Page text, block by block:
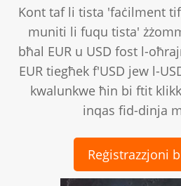
Kont taf li tista 'faċilment
muniti li fuqu tista'
bħal EUR u USD fost l-
EUR tiegħek f'USD jew l-
kwalunkwe ħin bi ftit
inqas fid-dinja
Reġistrazzjoni